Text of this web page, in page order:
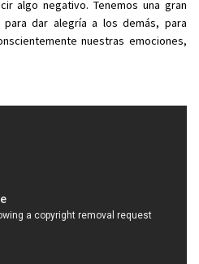
algo negativo. Tenemos una gran
dar alegría a los demás, para
nuestras emociones,